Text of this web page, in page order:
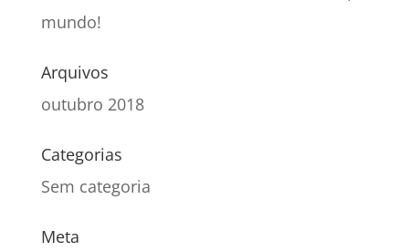
mundo!
Arquivos
outubro 2018
Categorias
Sem categoria
Meta